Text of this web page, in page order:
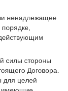
ненадлежащее
силы стороны
Договора.
для целей